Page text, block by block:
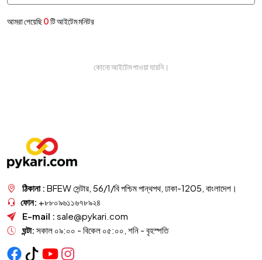
আমরা পেয়েছি0টি আইটেম মনিটর
কোনো আইটেম পাওয়া যায়নি।
ঠিকানা : BFEW সেন্টার, 56/1/বি পশ্চিম পান্থপথ, ঢাকা-1205, বাংলাদেশ।
ফোন: +৮৮০৯৬১১৬৭৮৯২৪
E-mail : sale@pykari.com
ঘন্টা: সকাল ০৯:০০ - বিকেল ০৫:০০, শনি - বৃহস্পতি